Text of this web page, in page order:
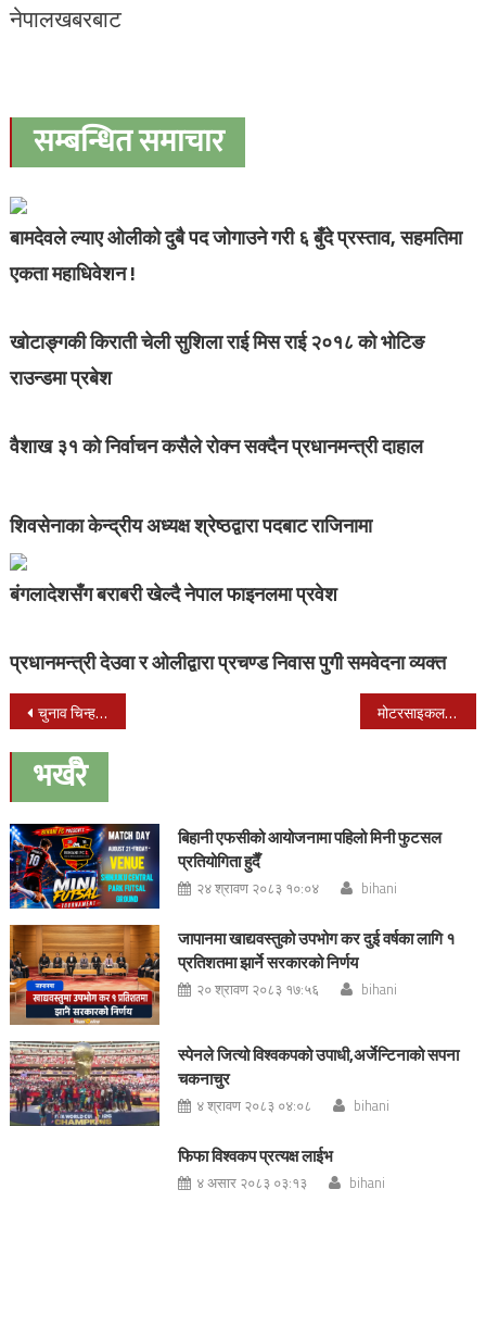
नेपालखबरबाट
सम्बन्धित समाचार
बामदेवले ल्याए ओलीको दुबै पद जोगाउने गरी ६ बुँदे प्रस्ताव, सहमतिमा
एकता महाधिवेशन !
खोटाङ्गकी किराती चेली सुशिला राई मिस राई २०१८ को भोटिङ
राउन्डमा प्रबेश
वैशाख ३१ को निर्वाचन कसैले रोक्न सक्दैन प्रधानमन्त्री दाहाल
शिवसेनाका केन्द्रीय अध्यक्ष श्रेष्ठद्वारा पदबाट राजिनामा
बंगलादेशसँग बराबरी खेल्दै नेपाल फाइनलमा प्रवेश
प्रधानमन्त्री देउवा र ओलीद्वारा प्रचण्ड निवास पुगी समवेदना व्यक्त
Post
navigation
चुनाव चिन्ह अंकित सामग्री प्रयोग नगर्न निर्वाचन आयोगको निर्देशन मोटरसाइकलको ठक्करबाट पागल चौराहमा एक बालक गम्भीर घाइते
भर्खरै
बिहानी एफसीको आयोजनामा पहिलो मिनी फुटसल
प्रतियोगिता हुदैँ
२४ श्रावण २०८३ १०:०४ bihani
जापानमा खाद्यवस्तुको उपभोग कर दुई वर्षका लागि १
प्रतिशतमा झार्ने सरकारको निर्णय
२० श्रावण २०८३ १७:५६ bihani
स्पेनले जित्यो विश्वकपको उपाधी,अर्जेन्टिनाको सपना
चकनाचुर
४ श्रावण २०८३ ०४:०८ bihani
फिफा विश्वकप प्रत्यक्ष लाईभ
४ असार २०८३ ०३:१३ bihani